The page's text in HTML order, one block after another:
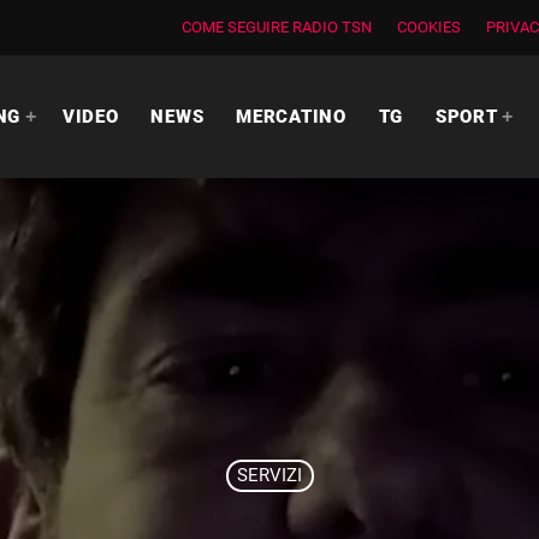
COME SEGUIRE RADIO TSN COOKIES
VIDEO NEWS MERCATINO TG SPORT
SERVIZI